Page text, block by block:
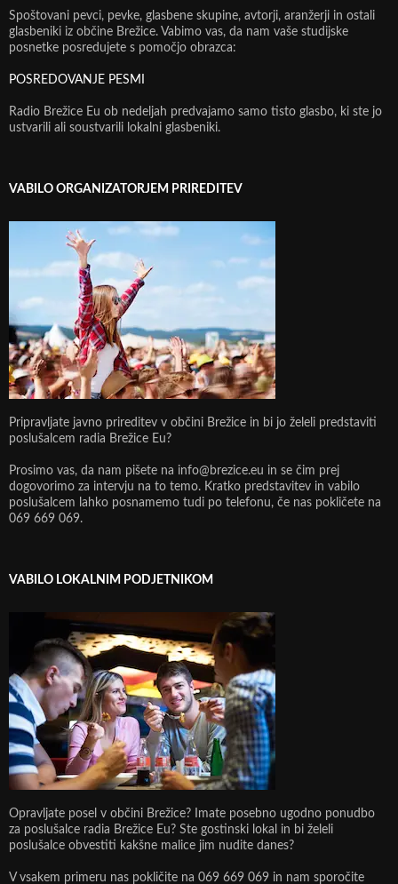
Spoštovani pevci, pevke, glasbene skupine, avtorji, aranžerji in ostali
glasbeniki iz občine Brežice. Vabimo vas, da nam vaše studijske
posnetke posredujete s pomočjo obrazca:
POSREDOVANJE PESMI
Radio Brežice Eu ob nedeljah predvajamo samo tisto glasbo, ki ste jo
ustvarili ali soustvarili lokalni glasbeniki.
VABILO ORGANIZATORJEM PRIREDITEV
Pripravljate javno prireditev v občini Brežice in bi jo želeli predstaviti
poslušalcem radia Brežice Eu?
Prosimo vas, da nam pišete na info@brezice.eu in se čim prej
dogovorimo za intervju na to temo. Kratko predstavitev in vabilo
poslušalcem lahko posnamemo tudi po telefonu, če nas pokličete na
069 669 069.
VABILO LOKALNIM PODJETNIKOM
Opravljate posel v občini Brežice? Imate posebno ugodno ponudbo
za poslušalce radia Brežice Eu? Ste gostinski lokal in bi želeli
poslušalce obvestiti kakšne malice jim nudite danes?
V vsakem primeru nas pokličite na 069 669 069 in nam sporočite